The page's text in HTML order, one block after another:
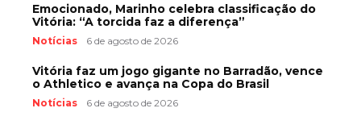
Emocionado, Marinho celebra classificação do
Vitória: “A torcida faz a diferença”
Notícias 6 de agosto de 2026
Vitória faz um jogo gigante no Barradão, vence
o Athletico e avança na Copa do Brasil
Notícias 6 de agosto de 2026